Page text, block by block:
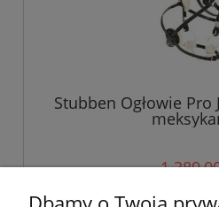
Stubben Ogłowie
1